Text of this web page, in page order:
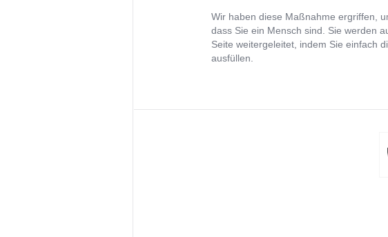
Wir haben diese Maßnahme ergriffen,
dass Sie ein Mensch sind. Sie werden
Seite weitergeleitet, indem Sie einfach
ausfüllen.